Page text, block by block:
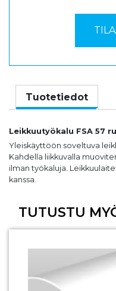
Tuotetiedot
Leikkuutyökalu FSA 57
Yleiskäyttöön soveltuva
Kahdella liikkuvalla
ilman työkaluja.
kanssa.
TUTUSTU